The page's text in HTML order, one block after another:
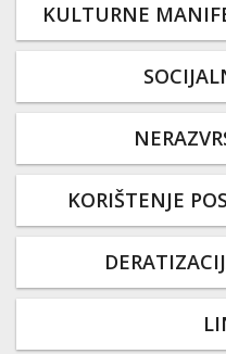
KULTURNE
KORIŠTENJE